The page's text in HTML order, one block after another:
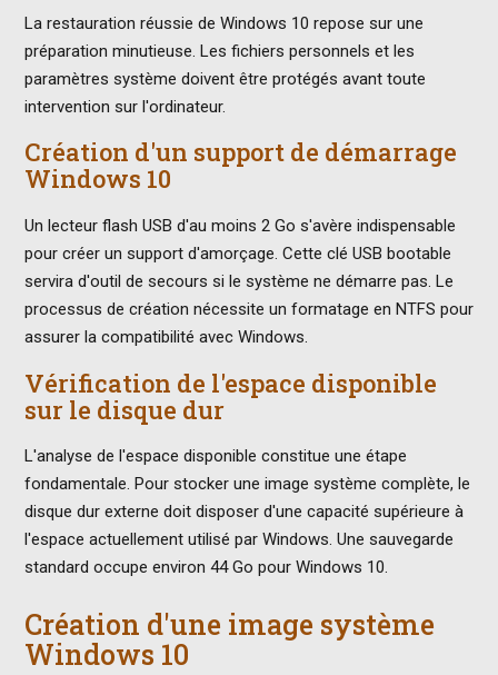
La restauration réussie de Windows 10 repose sur une
préparation minutieuse. Les fichiers personnels et les
paramètres système doivent être protégés avant toute
intervention sur l'ordinateur.
Création d'un support de démarrage
Windows 10
Un lecteur flash USB d'au moins 2 Go s'avère indispensable
pour créer un support d'amorçage. Cette clé USB bootable
servira d'outil de secours si le système ne démarre pas. Le
processus de création nécessite un formatage en NTFS pour
assurer la compatibilité avec Windows.
Vérification de l'espace disponible
sur le disque dur
L'analyse de l'espace disponible constitue une étape
fondamentale. Pour stocker une image système complète, le
disque dur externe doit disposer d'une capacité supérieure à
l'espace actuellement utilisé par Windows. Une sauvegarde
standard occupe environ 44 Go pour Windows 10.
Création d'une image système
Windows 10